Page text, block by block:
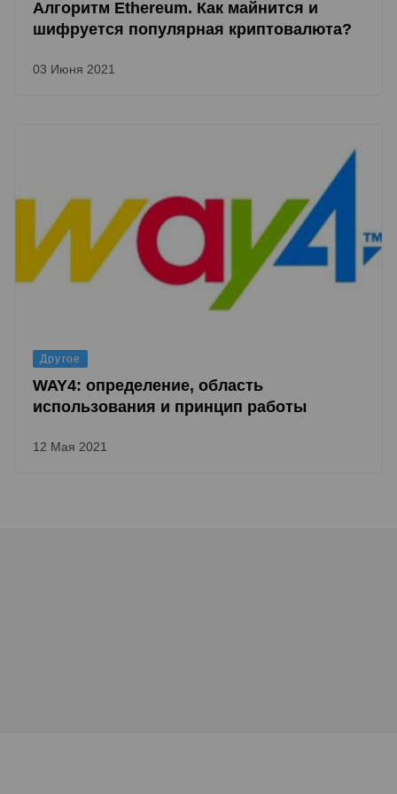
Алгоритм Ethereum. Как майнится и
шифруется популярная криптовалюта?
03 Июня 2021
Другое
WAY4: определение, область
использования и принцип работы
12 Мая 2021